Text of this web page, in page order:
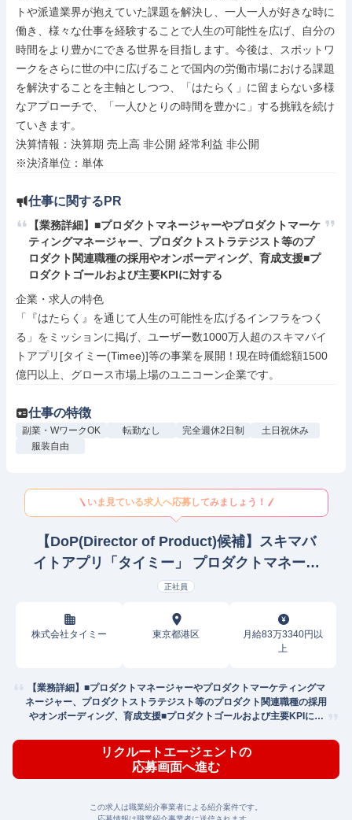
トや派遣業界が抱えていた課題を解決し、一人一人が好きな時に
働き、様々な仕事を経験することで人生の可能性を広げ、自分の
時間をより豊かにできる世界を目指します。今後は、スポットワ
ークをさらに世の中に広げることで国内の労働市場における課題
を解決することを主軸としつつ、「はたらく」に留まらない多様
なアプローチで、「一人ひとりの時間を豊かに」する挑戦を続け
ていきます。
決算情報：決算期 売上高 非公開 経常利益 非公開
※決済単位：単体
仕事に関するPR
【業務詳細】■プロダクトマネージャーやプロダクトマーケ
ティングマネージャー、プロダクトストラテジスト等のプ
ロダクト関連職種の採用やオンボーディング、育成支援■プ
ロダクトゴールおよび主要KPIに対する
企業・求人の特色
「『はたらく』を通じて人生の可能性を広げるインフラをつく
る」をミッションに掲げ、ユーザー数1000万人超のスキマバイ
トアプリ[タイミー(Timee)]等の事業を展開！現在時価総額1500
億円以上、グロース市場上場のユニコーン企業です。
仕事の特徴
副業・WワークOK 転勤なし 完全週休2日制
土日祝休み
服装自由
いま見ている求人へ応募してみましょう！
【DoP(Director of Product)候補】スキマバ
イトアプリ「タイミー」 プロダクトマネージ
ャー
正社員
株式会社タイミー 東京都港区
月給83万3340円以
上
【業務詳細】■プロダクトマネージャーやプロダクトマーケティングマ
ネージャー、プロダクトストラテジスト等のプロダクト関連職種の採用
やオンボーディング、育成支援■プロダクトゴールおよび主要KPIに対
リクルートエージェントの
応募画面へ進む
この求人は職業紹介事業者による紹介案件です。